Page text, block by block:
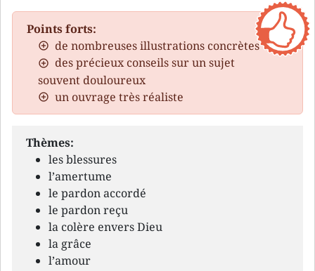
Points forts:
de nombreuses illustrations concrètes
des précieux conseils sur un sujet
souvent douloureux
un ouvrage très réaliste
Thèmes:
les blessures
l’amertume
le pardon accordé
le pardon reçu
la colère envers Dieu
la grâce
l’amour